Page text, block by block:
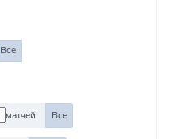
Все
матчей Все